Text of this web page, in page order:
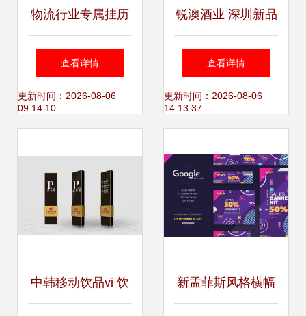
物流行业专属挂历
厦门欣联利助力国
际货运视觉营销新
查看详情
更新时间：2026-08-06
09:14:10
锐澳酒业 深圳新品
的视觉盛宴，摄影
与广告物料设计的
查看详情
更新时间：2026-08-06
14:13:37
中韩移动饮品vi 饮 新孟菲斯风格横幅